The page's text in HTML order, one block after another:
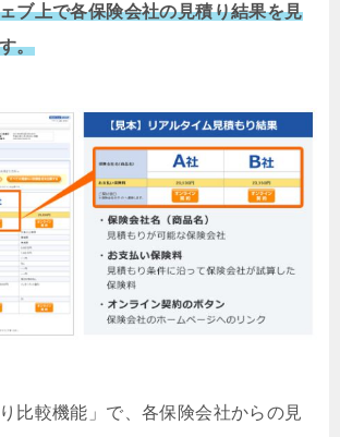
ブ上で各保険会社の見積り結果を見
。
比較機能」で、各保険会社からの見